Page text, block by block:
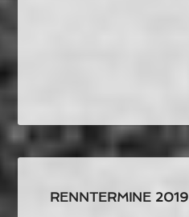
RENNTERMINE 2019